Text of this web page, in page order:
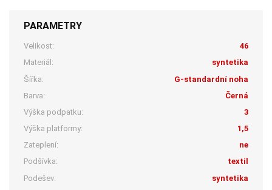
PARAMETRY
Velikost:
46
Materiál:
syntetika
Šířka:
G-standardní noha
Barva:
Černá
Výška podpatku:
3
Výška platformy:
1,5
Zateplení:
ne
Podšívka:
textil
Podešev:
syntetika